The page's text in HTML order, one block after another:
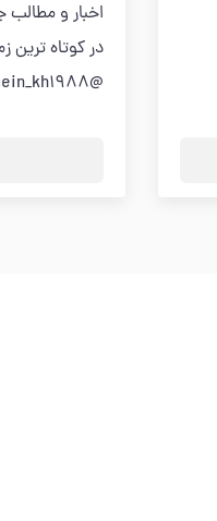
اخبار و مطالب
در کوتاه ترین
@amirhosein_kh1988